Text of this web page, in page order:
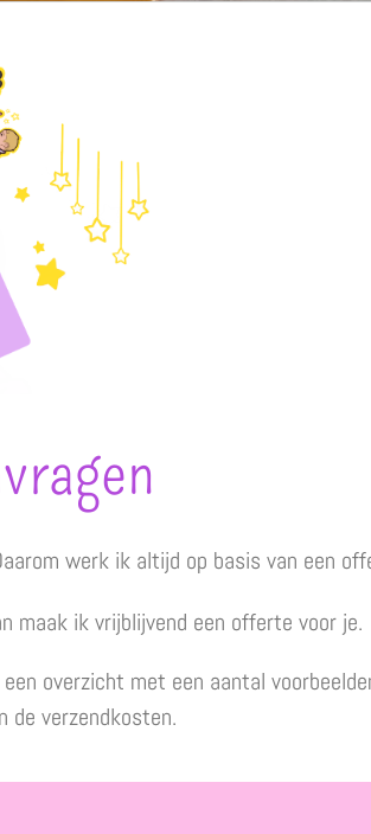
werk ik altijd op basis van een
maak ik vrijblijvend een offerte voor je.
overzicht met een aantal
de verzendkosten.